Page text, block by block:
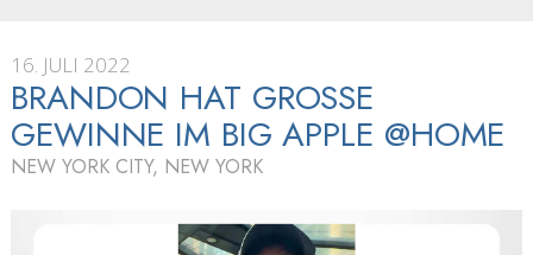
16. JULI 2022
BRANDON HAT GROSSE G
EWINNE IM BIG APPLE @HOME
NEW YORK CITY, NEW YORK